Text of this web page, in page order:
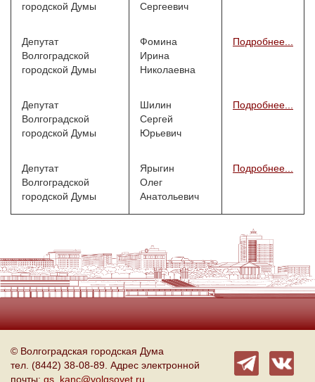
городской Думы
Сергеевич
Депутат
Волгоградской
городской Думы
Фомина
Ирина
Николаевна
Подробнее...
Депутат
Волгоградской
городской Думы
Шилин
Сергей
Юрьевич
Подробнее...
Депутат
Волгоградской
городской Думы
Ярыгин
Олег
Анатольевич
Подробнее...
© Волгоградская городская Дума
тел. (8442) 38-08-89. Адрес электронной
почты: gs_kanc@volgsovet.ru